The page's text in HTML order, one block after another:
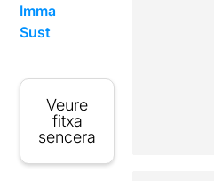
Imma
Sust
Veure
fitxa
sencera